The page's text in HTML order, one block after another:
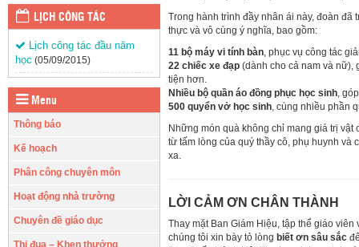
LỊCH CÔNG TÁC
Lịch công tác đầu năm
học (05/09/2015)
Menu
Thông báo
Kế hoạch
Phân công chuyên môn
Hoạt động nhà trường
Chuyên đề giáo dục
Thi đua – Khen thưởng
Trong hành trình đầy nhân ái này, đoàn
thực và vô cùng ý nghĩa, bao gồm:
11 bộ máy vi tính bàn, phục vụ công tác
22 chiếc xe đạp (dành cho cả nam và nữ),
tiện hơn.
Nhiều bộ quần áo đồng phục học sinh,
500 quyển vở học sinh, cùng nhiều phần
Những món quà không chỉ mang giá trị
từ tấm lòng của quý thầy cô, phụ huynh và
xa.
LỜI CẢM ƠN CHÂN THÀNH
Thay mặt Ban Giám Hiệu, tập thể giáo
chúng tôi xin bày tỏ lòng biết ơn sâu sắc